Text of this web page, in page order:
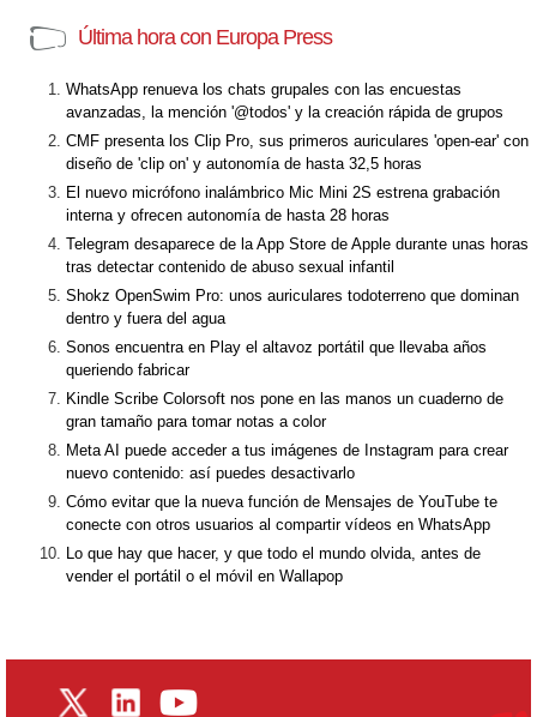
Última hora con Europa Press
WhatsApp renueva los chats grupales con las encuestas
avanzadas, la mención '@todos' y la creación rápida de grupos
CMF presenta los Clip Pro, sus primeros auriculares 'open-ear' con
diseño de 'clip on' y autonomía de hasta 32,5 horas
El nuevo micrófono inalámbrico Mic Mini 2S estrena grabación
interna y ofrecen autonomía de hasta 28 horas
Telegram desaparece de la App Store de Apple durante unas horas
tras detectar contenido de abuso sexual infantil
Shokz OpenSwim Pro: unos auriculares todoterreno que dominan
dentro y fuera del agua
Sonos encuentra en Play el altavoz portátil que llevaba años
queriendo fabricar
Kindle Scribe Colorsoft nos pone en las manos un cuaderno de
gran tamaño para tomar notas a color
Meta AI puede acceder a tus imágenes de Instagram para crear
nuevo contenido: así puedes desactivarlo
Cómo evitar que la nueva función de Mensajes de YouTube te
conecte con otros usuarios al compartir vídeos en WhatsApp
Lo que hay que hacer, y que todo el mundo olvida, antes de
vender el portátil o el móvil en Wallapop